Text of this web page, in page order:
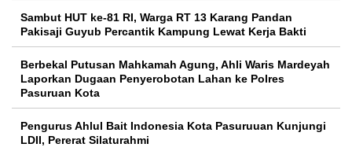
Sambut HUT ke-81 RI, Warga RT 13 Karang Pandan
Pakisaji Guyub Percantik Kampung Lewat Kerja Bakti
Berbekal Putusan Mahkamah Agung, Ahli Waris Mardeyah
Laporkan Dugaan Penyerobotan Lahan ke Polres
Pasuruan Kota
Pengurus Ahlul Bait Indonesia Kota Pasuruuan Kunjungi
LDII, Pererat Silaturahmi